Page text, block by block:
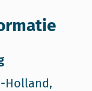
Holland,